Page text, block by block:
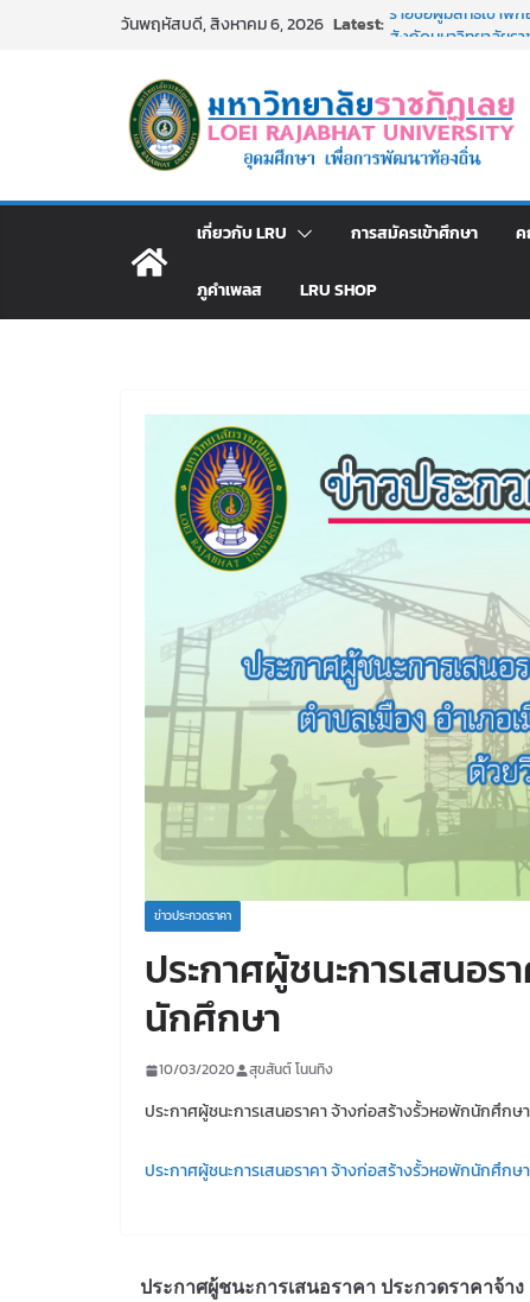
วันพฤหัสบดี, สิงหาคม 6, 2026 Latest:รายชื่อผู้มีสิทธิเข้าพั
ประกาศผู้ชนะการเ
โดยวิธีเฉพาะเจาะจง
ม.ราชภัฏเลย จัดกิจ
สาธารณกุศล 69
มหาวิทยาลัยราชภัฏเ
เกี่ยวกับ LRU การสมัครเข้าศึกษา ค
ภูคำเพลส LRU SHOP
ข่าวประกวดราคา
ประกาศผู้ชนะการเสนอ
นักศึกษา
10/03/2020 สุขสันต์ โนนทิง
ประกาศผู้ชนะการเสนอราคา จ้างก่อสร้างรั้วหอพักนักศึกษา
ประกาศผู้ชนะการเสนอราคา จ้างก่อสร้างรั้วหอพักนักศึกษา
ประกาศผู้ชนะการเสนอราคา ประกวดราคาจ้าง